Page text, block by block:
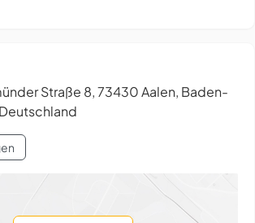
Straße 8, 73430 Aalen, Baden-